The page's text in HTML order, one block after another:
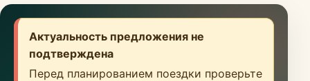
Актуальность предложения не
подтверждена
Перед планированием поездки проверьте